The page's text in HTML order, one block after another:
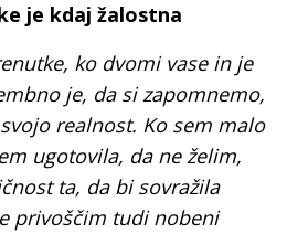
je kdaj žalostna
ko dvomi vase in je
je, da si zapomnemo,
realnost. Ko sem malo
ugotovila, da ne želim,
ta, da bi sovražila
privoščim tudi nobeni